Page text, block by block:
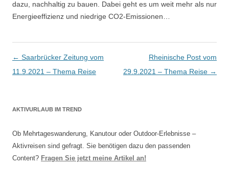
dazu, nachhaltig zu bauen. Dabei geht es um weit mehr als nur
Energieeffizienz und niedrige CO2-Emissionen…
Artikel-Navigation
← Saarbrücker Zeitung vom
11.9.2021 – Thema Reise
Rheinische Post vom
29.9.2021 – Thema Reise →
AKTIVURLAUB IM TREND
Ob Mehrtageswanderung, Kanutour oder Outdoor-Erlebnisse –
Aktivreisen sind gefragt. Sie benötigen dazu den passenden
Content? Fragen Sie jetzt meine Artikel an!